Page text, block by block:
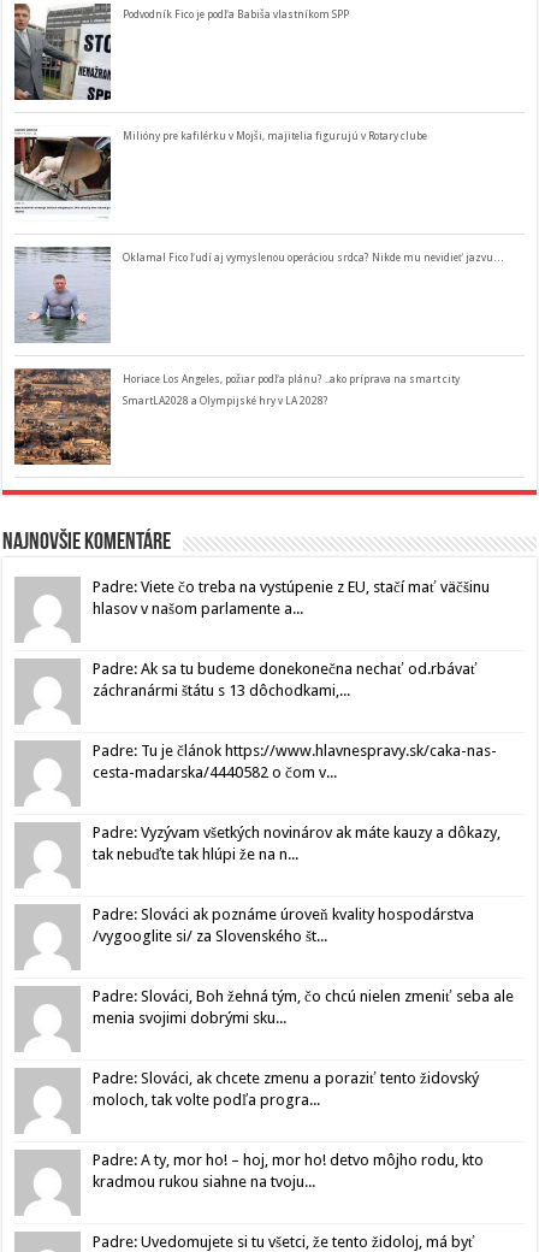
Podvodník Fico je podľa Babiša vlastníkom SPP
Milióny pre kafilérku v Mojši, majitelia figurujú v Rotary clube
Oklamal Fico ľudí aj vymyslenou operáciou srdca? Nikde mu nevidieť jazvu…
Horiace Los Angeles, požiar podľa plánu? ..ako príprava na smart city
SmartLA2028 a Olympijské hry v LA 2028?
Najnovšie komentáre
Padre: Viete čo treba na vystúpenie z EU, stačí mať väčšinu
hlasov v našom parlamente a...
Padre: Ak sa tu budeme donekonečna nechať od.rbávať
záchranármi štátu s 13 dôchodkami,...
Padre: Tu je článok https://www.hlavnespravy.sk/caka-nas-
cesta-madarska/4440582 o čom v...
Padre: Vyzývam všetkých novinárov ak máte kauzy a dôkazy,
tak nebuďte tak hlúpi že na n...
Padre: Slováci ak poznáme úroveň kvality hospodárstva
/vygooglite si/ za Slovenského št...
Padre: Slováci, Boh žehná tým, čo chcú nielen zmeniť seba ale
menia svojimi dobrými sku...
Padre: Slováci, ak chcete zmenu a poraziť tento židovský
moloch, tak volte podľa progra...
Padre: A ty, mor ho! – hoj, mor ho! detvo môjho rodu, kto
kradmou rukou siahne na tvoju...
Padre: Uvedomujete si tu všetci, že tento židoloj, má byť